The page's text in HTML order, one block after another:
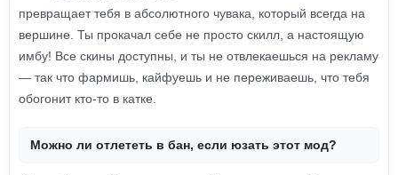
превращает тебя в абсолютного чувака, который всегда на
вершине. Ты прокачал себе не просто скилл, а настоящую
имбу! Все скины доступны, и ты не отвлекаешься на рекламу
— так что фармишь, кайфуешь и не переживаешь, что тебя
обогонит кто-то в катке.
Можно ли отлететь в бан, если юзать этот мод?